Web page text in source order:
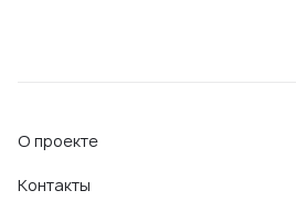
О проекте
Контакты